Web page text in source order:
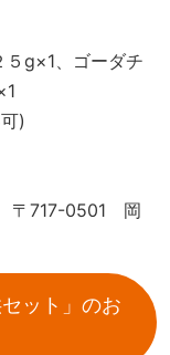
g×1、ゴーダチ
)
〒717-0501 岡
ット」のお